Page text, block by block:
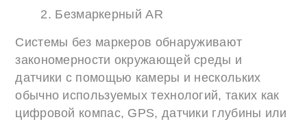
2. Безмаркерный AR
Системы без маркеров обнаруживают
закономерности окружающей среды и
датчики с помощью камеры и нескольких
обычно используемых технологий, таких как
цифровой компас, GPS, датчики глубины или